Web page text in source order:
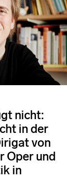
nicht:
in der
von
Oper und
in